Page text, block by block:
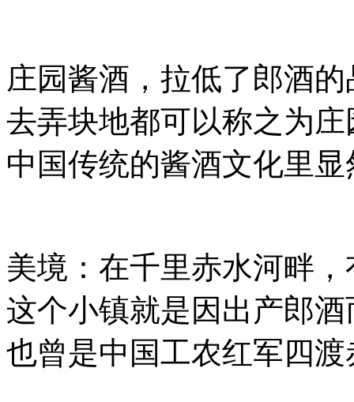
庄园酱酒，拉低了郎酒
去弄块地都可以称之为
中国传统的酱酒文化里
美境：在千里赤水河畔
这个小镇就是因出产郎
也曾是中国工农红军四